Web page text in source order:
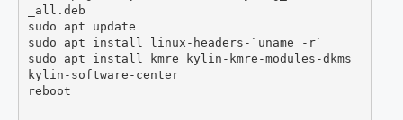
_all.deb
sudo apt update
sudo apt install linux-headers-`uname -r`
sudo apt install kmre kylin-kmre-modules-dkms
kylin-software-center
reboot